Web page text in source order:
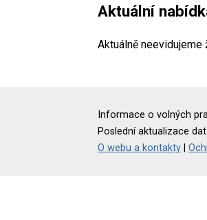
Aktuální
Aktuálně neevidujeme
Informace o volných
Poslední aktualizace
O webu a kontakty